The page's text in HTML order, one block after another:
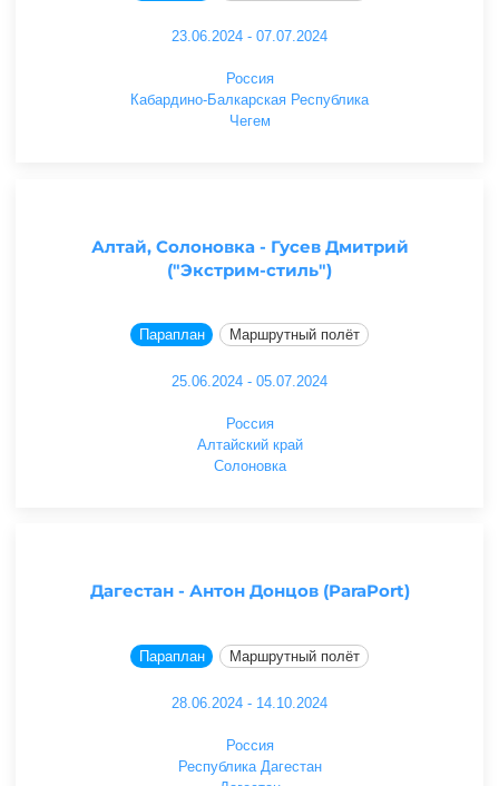
23.06.2024 - 07.07.2024
Россия
Кабардино-Балкарская Республика
Чегем
Алтай, Солоновка - Гусев Дмитрий
("Экстрим-стиль")
Параплан Маршрутный полёт
25.06.2024 - 05.07.2024
Россия
Алтайский край
Солоновка
Дагестан - Антон Донцов (ParaPort)
Параплан Маршрутный полёт
28.06.2024 - 14.10.2024
Россия
Республика Дагестан